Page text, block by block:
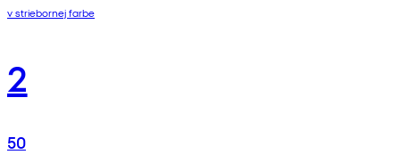
v striebornej farbe
2
50